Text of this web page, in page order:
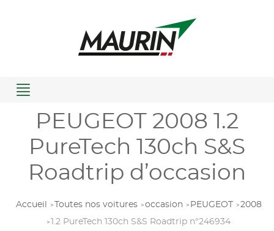
Menu
PEUGEOT 2008 1.2
PureTech 130ch S&S
Roadtrip d’occasion
Accueil Toutes nos voitures occasion PEUGEOT
2008
1.2 PureTech 130ch S&S Roadtrip n°246934